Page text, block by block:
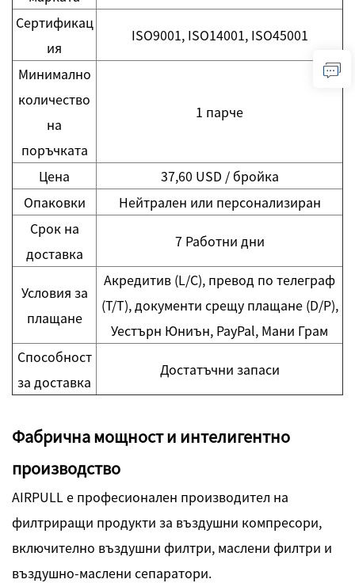
Сертификац
ия
ISO9001, ISO14001, ISO45001
Минимално
количество
на
поръчката
1 парче
Цена
37,60 USD / бройка
Опаковки
Нейтрален или персонализиран
Срок на
доставка
7 Работни дни
Условия за
плащане
Акредитив (L/C), превод по телеграф
(T/T), документи срещу плащане (D/P),
Уестърн Юниън, PayPal, Мани Грам
Способност
за доставка
Достатъчни запаси
Фабрична мощност и интелигентно
производство
AIRPULL е професионален производител на
филтриращи продукти за въздушни компресори,
включително въздушни филтри, маслени филтри и
въздушно-маслени сепаратори.